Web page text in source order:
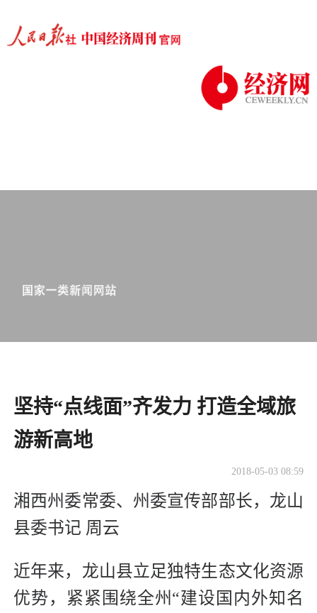
坚持“点线面”齐发力 打造全域旅
游新高地
2018-05-03 08:59
湘西州委常委、州委宣传部部长，龙山
县委书记 周云
近年来，龙山县立足独特生态文化资源
优势，紧紧围绕全州“建设国内外知名